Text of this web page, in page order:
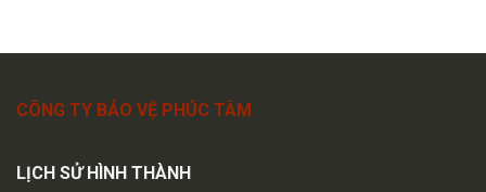
CÔNG TY BẢO VỆ PHÚC TÂM
LỊCH SỬ HÌNH THÀNH